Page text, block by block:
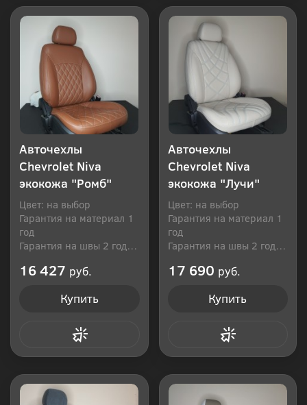
Авточехлы
Chevrolet Niva
экокожа "Ромб"
Цвет: на выбор
Гарантия на материал 1
год
Гарантия на швы 2 года
16 427 руб.
Купить
Авточехлы
Chevrolet Niva
экокожа "Лучи"
Цвет: на выбор
Гарантия на материал 1
год
Гарантия на швы 2 года
17 690 руб.
Купить